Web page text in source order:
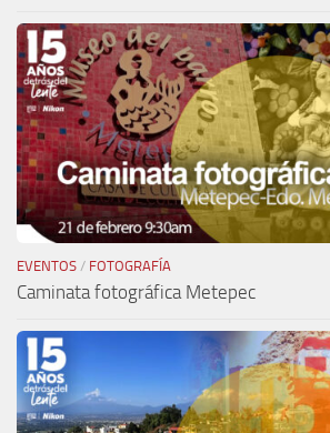
EVENTOS / FOTOGRAFÍA
Caminata fotográfica Metepec